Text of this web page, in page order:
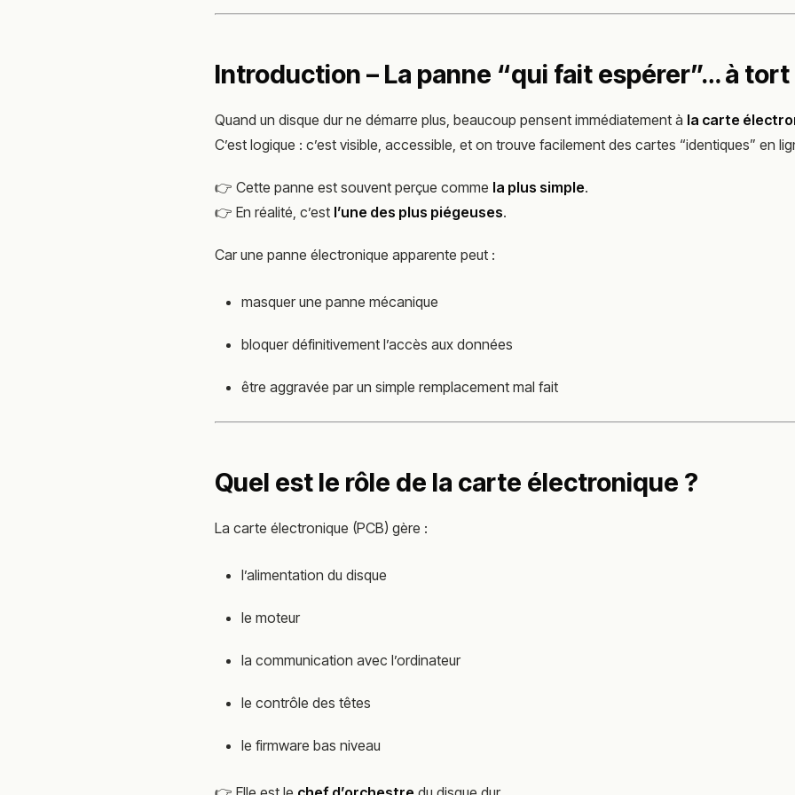
Introduction – La panne “qui fait espérer”… à tort
Quand un disque dur ne démarre plus, beaucoup pensent immédiatement à la carte
C’est logique : c’est visible, accessible, et on trouve facilement des cartes “identiques” en
👉 Cette panne est souvent perçue comme la plus simple.
👉 En réalité, c’est l’une des plus piégeuses.
Car une panne électronique apparente peut :
masquer une panne mécanique
bloquer définitivement l’accès aux données
être aggravée par un simple remplacement mal fait
Quel est le rôle de la carte électronique ?
La carte électronique (PCB) gère :
l’alimentation du disque
le moteur
la communication avec l’ordinateur
le contrôle des têtes
le firmware bas niveau